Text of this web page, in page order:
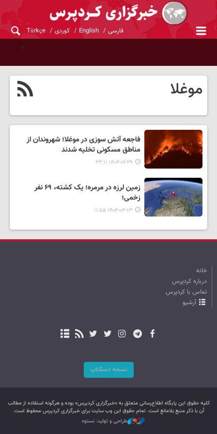
فارسی English کوردی Türkçe
موغلا
فاجعه آتش سوزی در موغلا؛ شهروندان از
مناطق مسکونی تخلیه شدند
۱۴۰۴-۰۶-۲۹ ۲۳:۱۱
زمین لرزه در مرمره؛ یک کشته، ۶۹ نفر
زخمی؛
۱۴۰۴-۰۳-۱۳ ۱۱:۵۵
خانه
درباره کردپرس
تماس با کردپرس
آرشیو
نسخه دسکتاپ
کليه حقوق اين پایگاه اطلاع‌رسانی متعلق به «خبرگزاری کردپرس» بوده و هرگونه استفاده از مطالب
آن با ذکر منبع بلامانع است. تمام حقوق این وب سایت برای خبرگزاری کردپرس محفوظ است.
طراحی و تولید: نستوه